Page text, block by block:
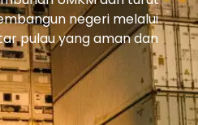
negeri melalui
pulau yang aman dan